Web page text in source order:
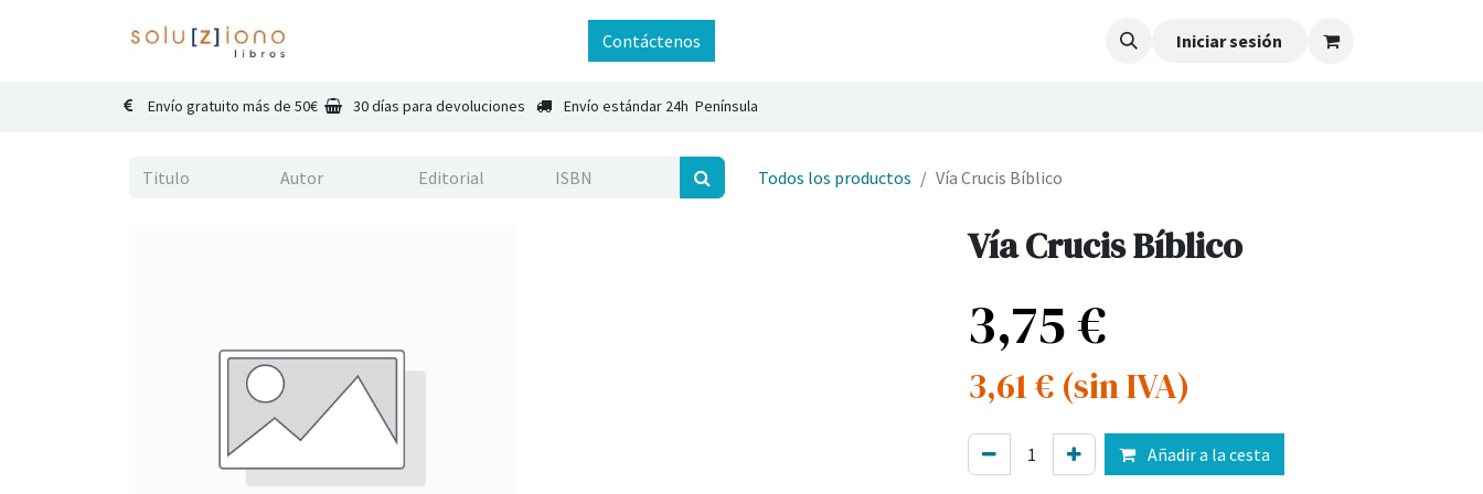
Contáctenos Iniciar sesión
Envío gratuito más de 50€ 30 días para devoluciones Envío estándar 24h Península
Todos los productos Vía Crucis Bíblico
Vía Crucis Bíblico
3,75€
3,61€ (sin IVA)
Añadir a la cesta